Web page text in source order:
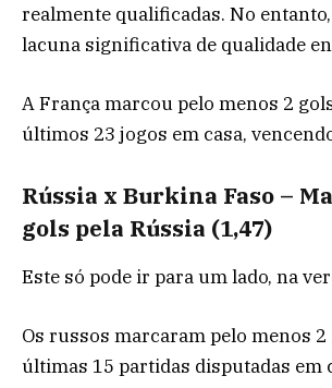
realmente qualificadas. No
lacuna significativa de qualidade
A França marcou pelo menos 2
últimos 23 jogos em casa,
Rússia x Burkina Faso –
gols pela Rússia (1,47)
Este só pode ir para um lado, na
Os russos marcaram pelo menos 2
últimas 15 partidas disputadas em